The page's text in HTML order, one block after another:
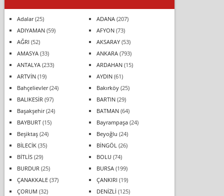
Adalar(25) ADANA(207)
ADIYAMAN(59) AFYON(73)
AĞRI (52) AKSARAY(53)
AMASYA(33) ANKARA(793)
ANTALYA(233) ARDAHAN(15)
ARTVİN(19) AYDIN(61)
Bahçelievler(24) Bakırköy(25)
BALIKESİR (97) BARTIN(29)
Başakşehir(24) BATMAN(64)
BAYBURT(15) Bayrampaşa(24)
Beşiktaş(24) Beyoğlu (24)
BİLECİK(35) BİNGÖL (26)
BİTLİS(29) BOLU (74)
BURDUR (25) BURSA(199)
ÇANAKKALE(37) ÇANKIRI (19)
ÇORUM (32) DENİZLİ (125)